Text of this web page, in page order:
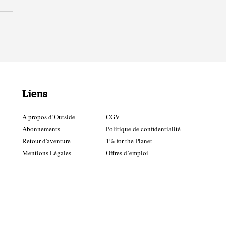
Liens
A propos d’Outside
Abonnements
Retour d'aventure
Mentions Légales
CGV
Politique de confidentialité
1% for the Planet
Offres d’emploi